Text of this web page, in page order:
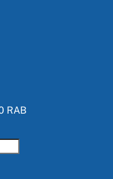
RAB